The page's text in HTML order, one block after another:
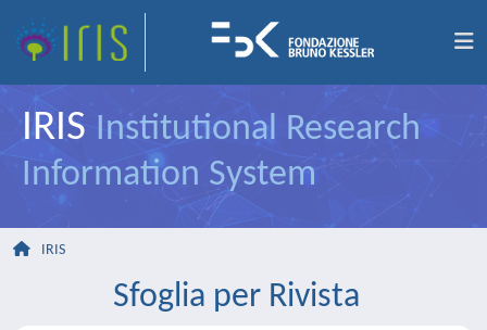
IRIS Institutional Research
Information System
IRIS
Sfoglia per Rivista